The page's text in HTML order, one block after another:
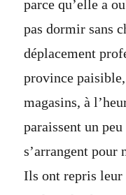
parce qu’elle a
pas dormir sans
déplacement
province
magasins, à
paraissent un
s’arrangent pour
Ils ont repris leur